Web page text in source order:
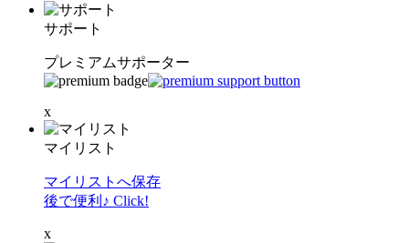
サポート
プレミアムサポーター
x
マイリスト
マイリストへ保存
後で便利♪ Click!
x